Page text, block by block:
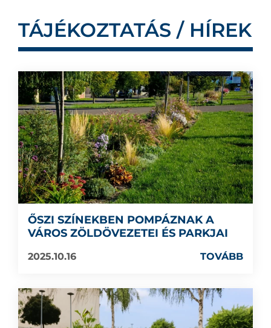
TÁJÉKOZTATÁS / HÍREK
ŐSZI SZÍNEKBEN POMPÁZNAK A
VÁROS ZÖLDÖVEZETEI ÉS PARKJAI
2025.10.16 TOVÁBB